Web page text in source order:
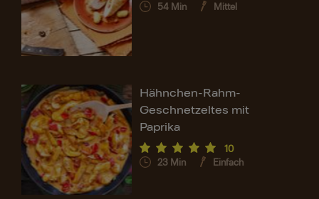
54 Min Mittel
Hähnchen-Rahm-
Geschnetzeltes mit
Paprika
10
23 Min Einfach